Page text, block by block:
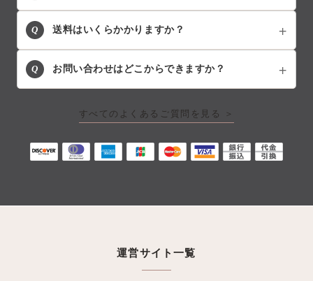
Q 送料はいくらかかりますか？
Q お問い合わせはどこからできますか？
すべてのよくあるご質問を見る ＞
運営サイト一覧